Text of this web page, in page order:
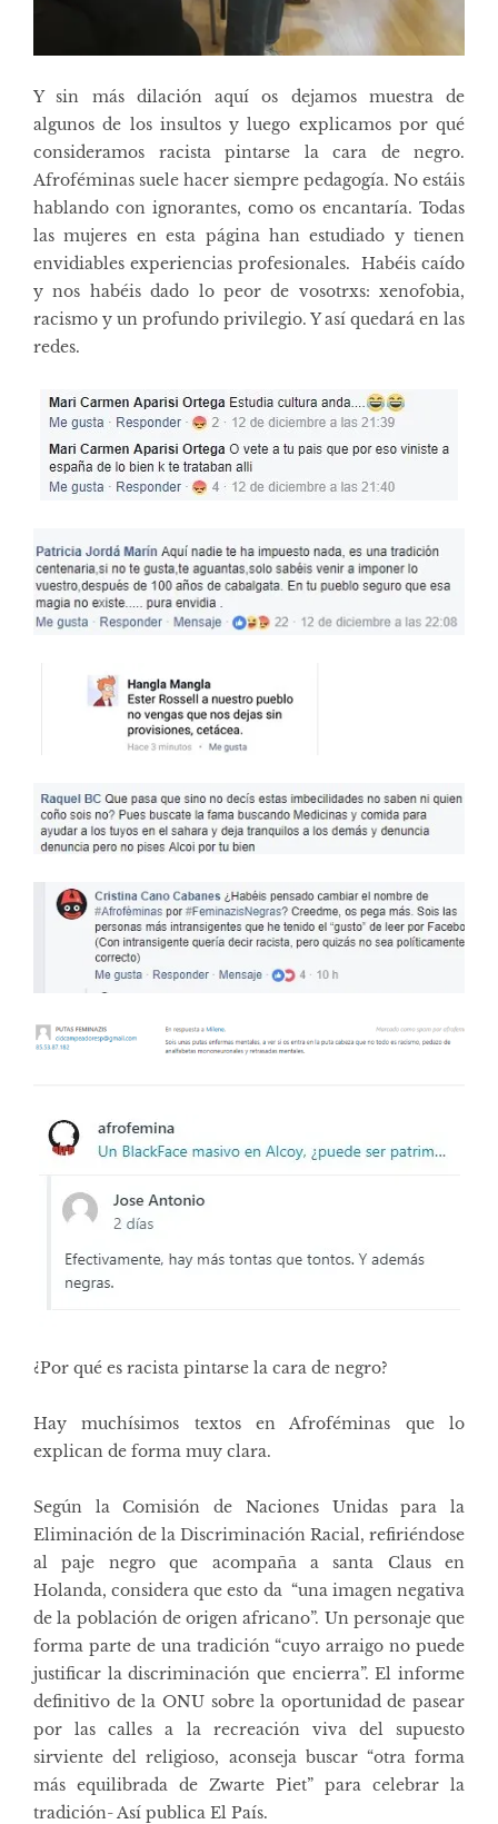
Y sin más dilación aquí os dejamos muestra de
algunos de los insultos y luego explicamos por qué
consideramos racista pintarse la cara de negro.
Afroféminas suele hacer siempre pedagogía. No estáis
hablando con ignorantes, como os encantaría. Todas
las mujeres en esta página han estudiado y tienen
envidiables experiencias profesionales. Habéis caído
y nos habéis dado lo peor de vosotrxs: xenofobia,
racismo y un profundo privilegio. Y así quedará en las
redes.
¿Por qué es racista pintarse la cara de negro?
Hay muchísimos textos en Afroféminas que lo
explican de forma muy clara.
Según la Comisión de Naciones Unidas para la
Eliminación de la Discriminación Racial, refiriéndose
al paje negro que acompaña a santa Claus en
Holanda, considera que esto da “una imagen negativa
de la población de origen africano”. Un personaje que
forma parte de una tradición “cuyo arraigo no puede
justificar la discriminación que encierra”. El informe
definitivo de la ONU sobre la oportunidad de pasear
por las calles a la recreación viva del supuesto
sirviente del religioso, aconseja buscar “otra forma
más equilibrada de Zwarte Piet” para celebrar la
tradición- Así publica El País.